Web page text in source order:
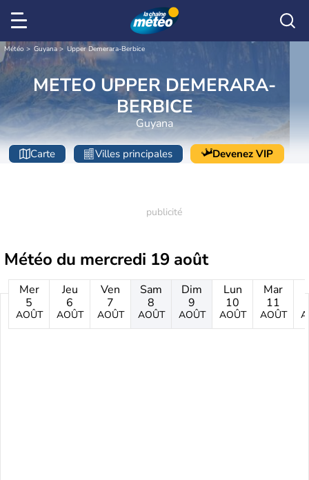
Météo Guyana Upper Demerara-Berbice
METEO UPPER DEMERARA-
BERBICE
Guyana
Carte Villes principales Devenez VIP
Météo du mercredi 19 août
Mer
5
AOÛT
Jeu
6
AOÛT
Ven
7
AOÛT
Sam
8
AOÛT
Dim
9
AOÛT
Lun
10
AOÛT
Mar
11
AOÛT